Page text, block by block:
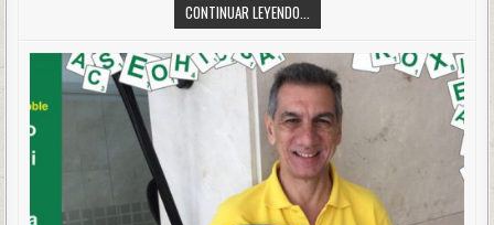
CONTINUAR LEYENDO...